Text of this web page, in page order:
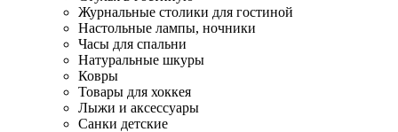
Журнальные столики для гостиной
Настольные лампы, ночники
Часы для спальни
Натуральные шкуры
Ковры
Товары для хоккея
Лыжи и аксессуары
Санки детские